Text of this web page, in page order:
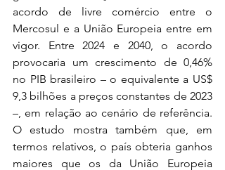
acordo de livre comércio entre o
Mercosul e a União Europeia entre em
vigor. Entre 2024 e 2040, o acordo
provocaria um crescimento de 0,46%
no PIB brasileiro – o equivalente a US$
9,3 bilhões a preços constantes de 2023
–, em relação ao cenário de referência.
O estudo mostra também que, em
termos relativos, o país obteria ganhos
maiores que os da União Europeia